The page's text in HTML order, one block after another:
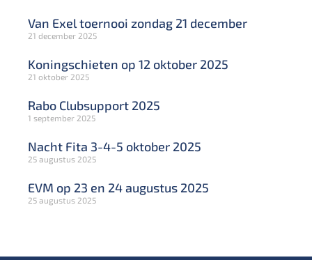
Van Exel toernooi zondag 21 december
21 december 2025
Koningschieten op 12 oktober 2025
21 oktober 2025
Rabo Clubsupport 2025
1 september 2025
Nacht Fita 3-4-5 oktober 2025
25 augustus 2025
EVM op 23 en 24 augustus 2025
25 augustus 2025